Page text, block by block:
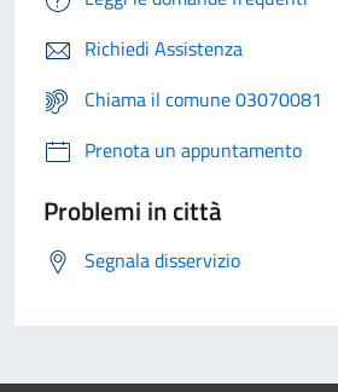
Richiedi Assistenza
Chiama il comune 03070081
Prenota un appuntamento
Problemi in città
Segnala disservizio